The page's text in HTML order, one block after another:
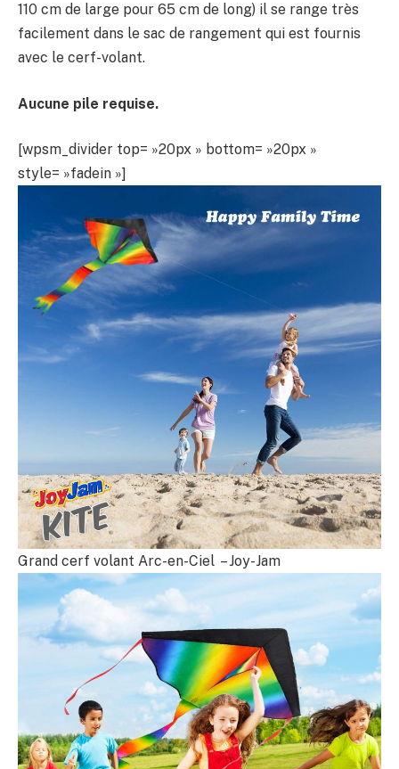
110 cm de large pour 65 cm de long) il se range très
facilement dans le sac de rangement qui est fournis
avec le cerf-volant.
Aucune pile requise.
[wpsm_divider top= »20px » bottom= »20px »
style= »fadein »]
Grand cerf volant Arc-en-Ciel – Joy-Jam